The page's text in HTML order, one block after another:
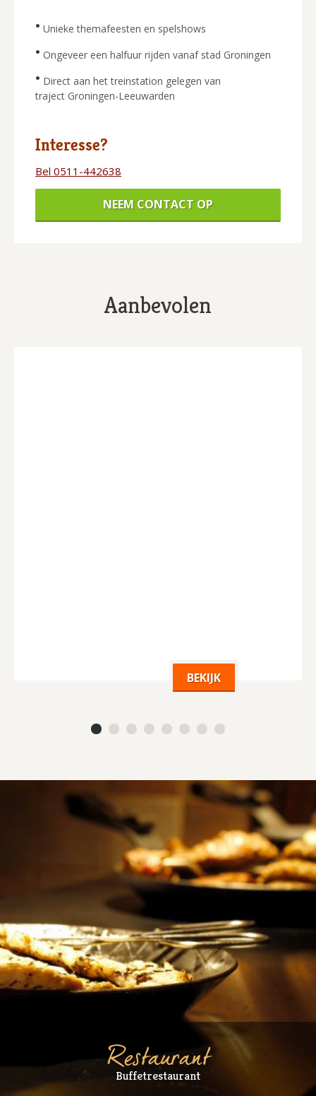
• Unieke themafeesten en spelshows
• Ongeveer een halfuur rijden vanaf stad Groningen
• Direct aan het treinstation gelegen van
traject Groningen-Leeuwarden
Interesse?
Bel 0511-442638
NEEM CONTACT OP
Aanbevolen
BEKIJK
Restaurant
Buffetrestaurant